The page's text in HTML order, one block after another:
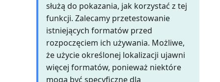
Umowa serwisowa: nabywca
(raport)
Umowa serwisowa: szczegóły
(raport)
służą do pokazania, jak korzystać z tej
funkcji. Zalecamy przetestowanie
istniejących formatów przed
rozpoczęciem ich używania. Możliwe,
że użycie określonej lokalizacji ujawni
więcej formatów, ponieważ niektóre
mogą być specyficzne dla